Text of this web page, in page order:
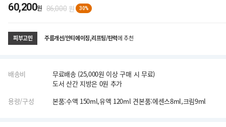
60,200원 86,000 원 30%
피부고민 주름개선/안티에이징,리프팅/탄력에 추천
배송비
무료배송 (25,000원 이상 구매 시 무료)
도서 산간 지방은 0원 추가
용량/구성
본품:수액 150ml,유액 120ml 견본품:에센스8ml,크림9ml